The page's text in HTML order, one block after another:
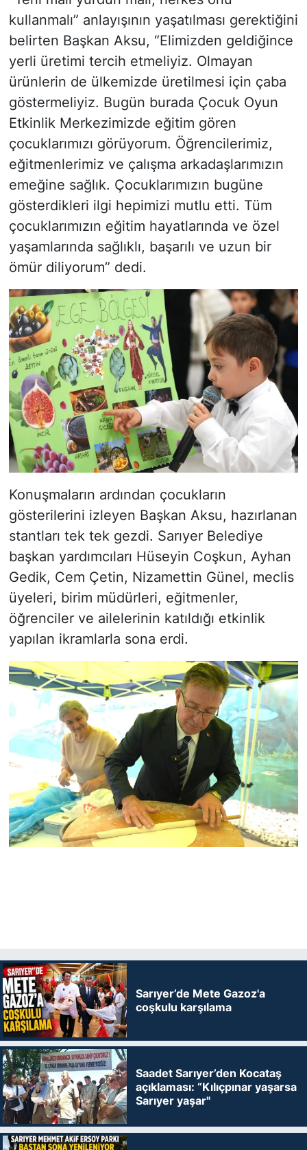
kullanmalı” anlayışının yaşatılması gerektiğini
belirten Başkan Aksu, “Elimizden geldiğince
yerli üretimi tercih etmeliyiz. Olmayan
ürünlerin de ülkemizde üretilmesi için çaba
göstermeliyiz. Bugün burada Çocuk Oyun
Etkinlik Merkezimizde eğitim gören
çocuklarımızı görüyorum. Öğrencilerimiz,
eğitmenlerimiz ve çalışma arkadaşlarımızın
emeğine sağlık. Çocuklarımızın bugüne
gösterdikleri ilgi hepimizi mutlu etti. Tüm
çocuklarımızın eğitim hayatlarında ve özel
yaşamlarında sağlıklı, başarılı ve uzun bir
ömür diliyorum” dedi.
Konuşmaların ardından çocukların
gösterilerini izleyen Başkan Aksu, hazırlanan
stantları tek tek gezdi. Sarıyer Belediye
başkan yardımcıları Hüseyin Coşkun, Ayhan
Gedik, Cem Çetin, Nizamettin Günel, meclis
üyeleri, birim müdürleri, eğitmenler,
öğrenciler ve ailelerinin katıldığı etkinlik
yapılan ikramlarla sona erdi.
Sarıyer’de Mete Gazoz'a
coşkulu karşılama
Saadet Sarıyer’den Kocataş
açıklaması: “Kılıçpınar yaşarsa
Sarıyer yaşar"